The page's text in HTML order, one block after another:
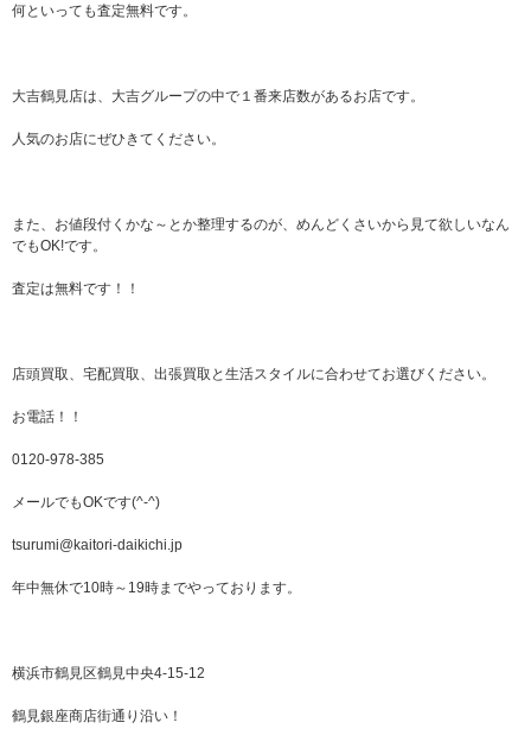
何といっても査定無料です。
大吉鶴見店は、大吉グループの中で１番来店数があるお店です。
人気のお店にぜひきてください。
また、お値段付くかな～とか整理するのが、めんどくさいから見て欲しいなん
でもOK!です。
査定は無料です！！
店頭買取、宅配買取、出張買取と生活スタイルに合わせてお選びください。
お電話！！
0120-978-385
メールでもOKです(^-^)
tsurumi@kaitori-daikichi.jp
年中無休で10時～19時までやっております。
横浜市鶴見区鶴見中央4-15-12
鶴見銀座商店街通り沿い！